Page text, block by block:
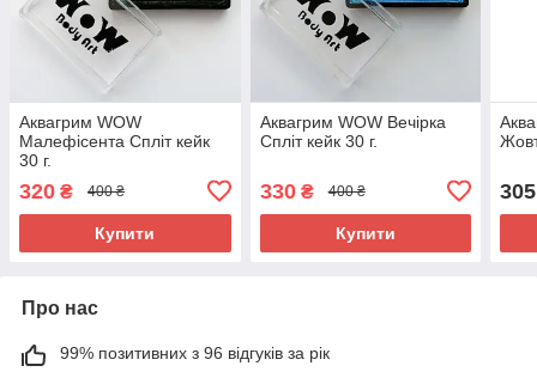
Аквагрим WOW
Малефісента Спліт кейк
30 г.
320 ₴ 400 ₴
Купити
Аквагрим WOW Вечірка
Спліт кейк 30 г.
330₴ 400 ₴
Купити
305
Про нас
99% позитивних з 96 відгуків за рік